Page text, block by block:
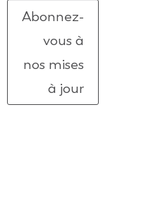
Abonnez-
vous à
nos mises
à jour